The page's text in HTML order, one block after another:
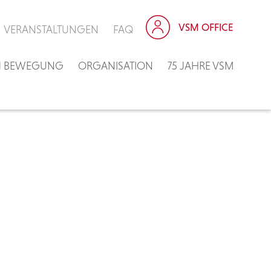
BEWEGUNG ORGANISATION 75 JAHRE VSM
VERANSTALTUNGEN FAQ VSM OFFICE